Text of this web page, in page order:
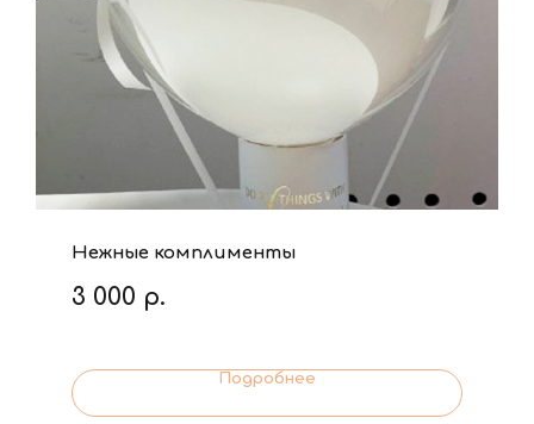
Нежные комплименты
3 000 р.
Подробнее